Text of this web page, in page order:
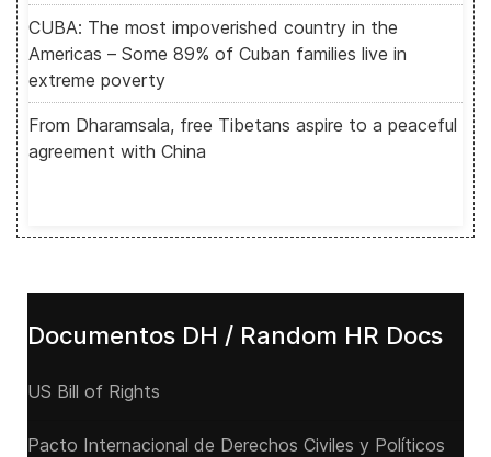
CUBA: The most impoverished country in the
Americas – Some 89% of Cuban families live in
extreme poverty
From Dharamsala, free Tibetans aspire to a peaceful
agreement with China
Documentos DH / Random HR Docs
US Bill of Rights
Pacto Internacional de Derechos Civiles y Políticos